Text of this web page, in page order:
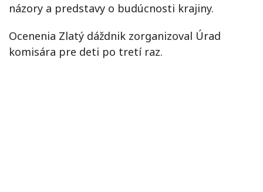
názory a predstavy o budúcnosti krajiny.
Ocenenia Zlatý dáždnik zorganizoval Úrad
komisára pre deti po tretí raz.